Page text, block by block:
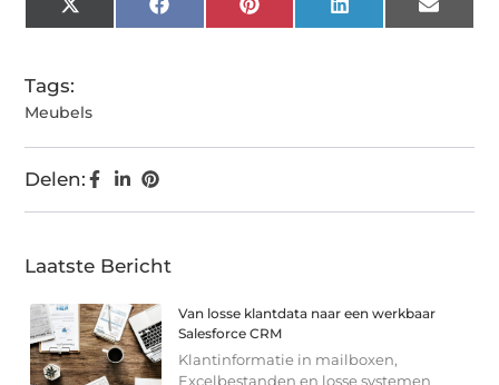
X
(Twitter)
FacebookPinterest LinkedIn Email
Tags:
Meubels
Delen:
Laatste Bericht
Van losse klantdata naar een werkbaar
Salesforce CRM
Klantinformatie in mailboxen,
Excelbestanden en losse systemen